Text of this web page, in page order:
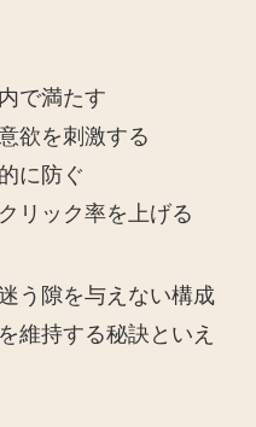
で満たす
欲を刺激する
に防ぐ
リック率を上げる
う隙を与えない構成
維持する秘訣といえ